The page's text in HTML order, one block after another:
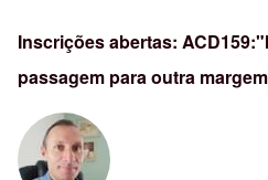
Inscrições abertas:
passagem para outra